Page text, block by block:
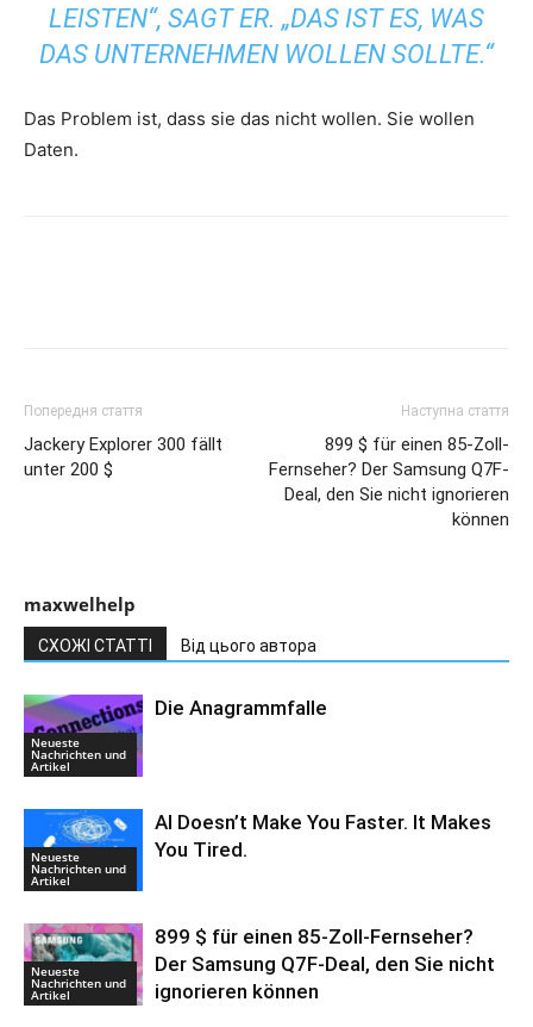
LEISTEN“, SAGT ER. „DAS IST ES, WAS
DAS UNTERNEHMEN WOLLEN SOLLTE.“
Das Problem ist, dass sie das nicht wollen. Sie wollen
Daten.
Попередня стаття
Jackery Explorer 300 fällt
unter 200 $
Наступна стаття
899 $ für einen 85-Zoll-
Fernseher? Der Samsung Q7F-
Deal, den Sie nicht ignorieren
können
maxwelhelp
СХОЖІ СТАТТІ Від цього автора
Neueste
Nachrichten und
Artikel
Die Anagrammfalle
Neueste
Nachrichten und
Artikel
AI Doesn’t Make You Faster. It Makes
You Tired.
Neueste
Nachrichten und
Artikel
899 $ für einen 85-Zoll-Fernseher?
Der Samsung Q7F-Deal, den Sie nicht
ignorieren können